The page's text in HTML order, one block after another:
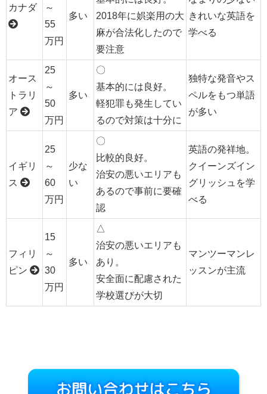
カナダ
～
55
万円
多い
2018年に娯楽用の大
麻が合法化したので
要注意
きれいな英語を
学べる
オース
トラリ
ア
25
～
50
万円
多い
〇
基本的には良好。
軽犯罪も発生してい
るので対策は十分に
独特な発音やス
ペルをもつ単語
が多い
イギリ
ス
25
～
60
万円
少な
い
〇
比較的良好。
治安の悪いエリアも
あるので事前に要確
認
英語の発祥地。
クイーンズイン
グリッシュを学
べる
フィリ
ピン
15
～
30
万円
多い
△
治安の悪いエリアも
あり。
安全面に配慮された
学校選びが大切
マンツーマンレ
ッスンが主流